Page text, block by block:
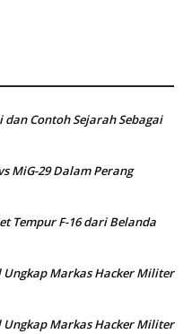
Contoh Sejarah Sebagai
MiG-29 Dalam Perang
Tempur F-16 dari Belanda
Ungkap Markas Hacker Militer
Ungkap Markas Hacker Militer